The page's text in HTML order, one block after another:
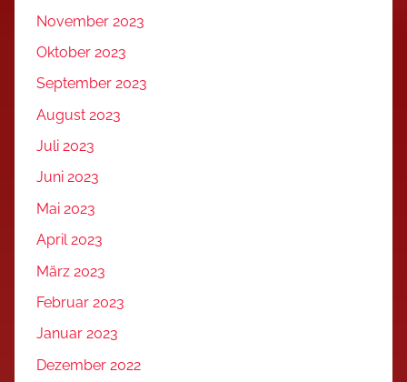
November 2023
Oktober 2023
September 2023
August 2023
Juli 2023
Juni 2023
Mai 2023
April 2023
März 2023
Februar 2023
Januar 2023
Dezember 2022